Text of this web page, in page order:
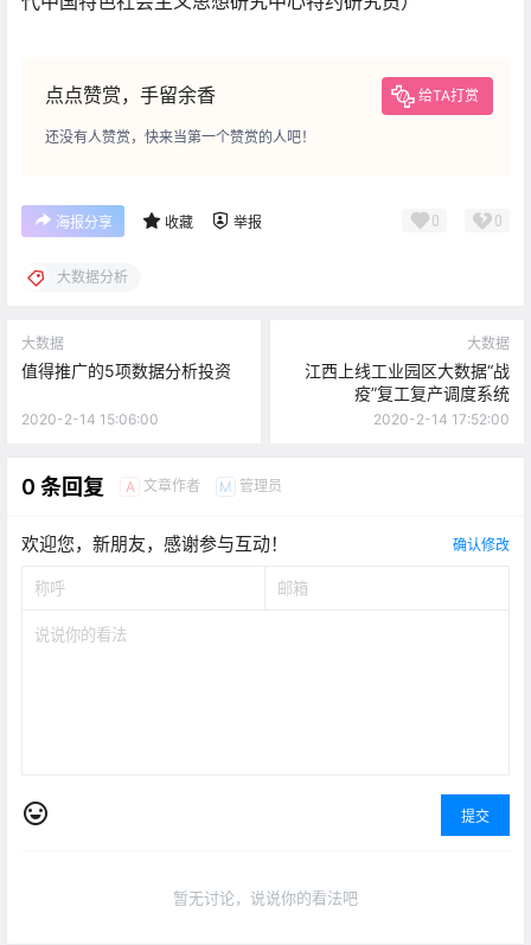
点点赞赏，手留余香 给TA打赏
还没有人赞赏，快来当第一个赞赏的人吧！
海报分享 收藏 举报 0 0
大数据分析
大数据
值得推广的5项数据分析投资
2020-2-14 15:06:00
大数据
江西上线工业园区大数据“战
疫”复工复产调度系统
2020-2-14 17:52:00
0 条回复 A 文章作者 M 管理员
欢迎您，新朋友，感谢参与互动！ 确认修改
提交
暂无讨论，说说你的看法吧